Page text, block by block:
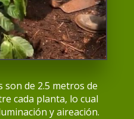
son de 2.5 metros de
cada planta, lo cual
y aireación.